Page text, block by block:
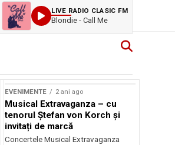
LIVE RADIO CLASIC FM
Blondie - Call Me
EVENIMENTE 2 ani ago
Musical Extravaganza – cu
tenorul Ștefan von Korch și
invitați de marcă
Concertele Musical Extravaganza